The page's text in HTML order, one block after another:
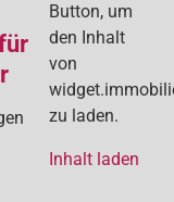
Button, um
den Inhalt
von
zu laden.
Inhalt laden